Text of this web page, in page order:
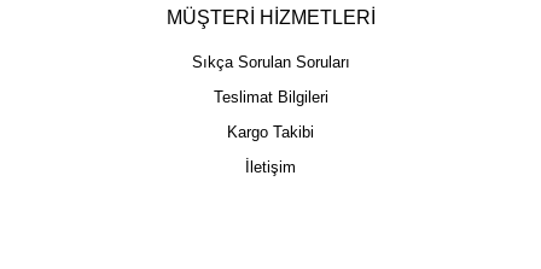
MÜŞTERİ HİZMETLERİ
Sıkça Sorulan Soruları
Teslimat Bilgileri
Kargo Takibi
İletişim